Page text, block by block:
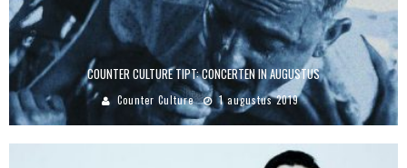
COUNTER CULTURE TIPT: CONCERTEN IN AUGUSTUS
Counter Culture 1 augustus 2019